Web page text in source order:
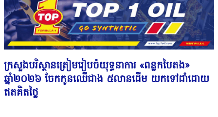
ក្រសួងបរិស្ថានត្រៀមរៀបចំយុទ្ធនាការ «ពន្លកបៃតង»
ឆ្នាំ២០២៦ ចែកកូនឈើជាង ៥លានដើម យកទៅដាំដោយ
ឥតគិតថ្លៃ